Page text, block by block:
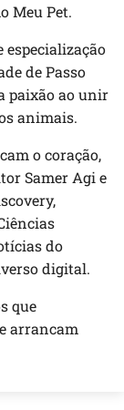
Meu Pet.
especialização
de Passo
paixão ao unir
animais.
o coração,
Samer Agi e
do
digital.
que
arrancam